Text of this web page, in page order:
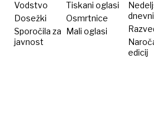
Vodstvo
Dosežki
Sporočila za
javnost
Tiskani oglasi
Osmrtnice
Mali oglasi
edicij